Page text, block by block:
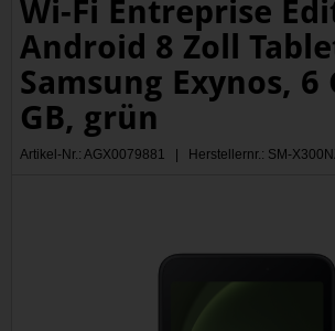
Wi-Fi Entreprise
Android 8 Zoll
Samsung Exynos, 6
GB, grün
Artikel-Nr.: AGX0079881 | Herstellernr.: SM-